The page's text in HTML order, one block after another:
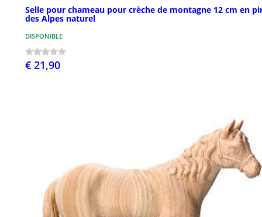
Selle pour chameau pour crèche de montagne 12 cm en
des Alpes naturel
DISPONIBLE
€ 21,90